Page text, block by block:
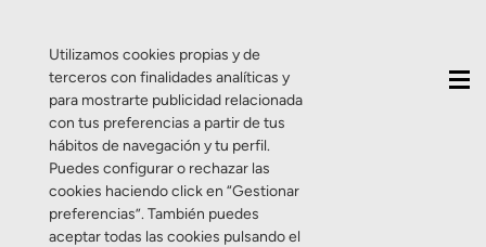
Etiqueta:leer al sol
Utilizamos cookies propias y de
terceros con finalidades analíticas y
para mostrarte publicidad relacionada
con tus preferencias a partir de tus
hábitos de navegación y tu perfil.
Puedes configurar o rechazar las
cookies haciendo click en “Gestionar
preferencias”. También puedes
aceptar todas las cookies pulsando el